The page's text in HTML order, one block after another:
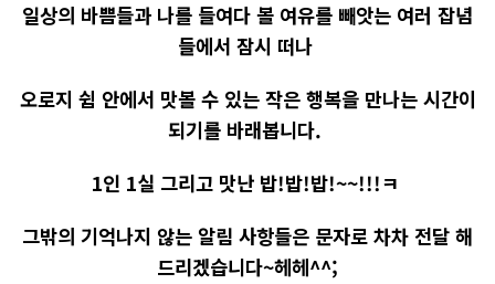
일상의 바쁨들과 나를 들여다 볼 여유를 빼앗는 여러 잡념
들에서 잠시 떠나
오로지 쉼 안에서 맛볼 수 있는 작은 행복을 만나는 시간이
되기를 바래봅니다.
1인 1실 그리고 맛난 밥!밥!밥!~~!!!ㅋ
그밖의 기억나지 않는 알림 사항들은 문자로 차차 전달 해
드리겠습니다~헤헤^^;